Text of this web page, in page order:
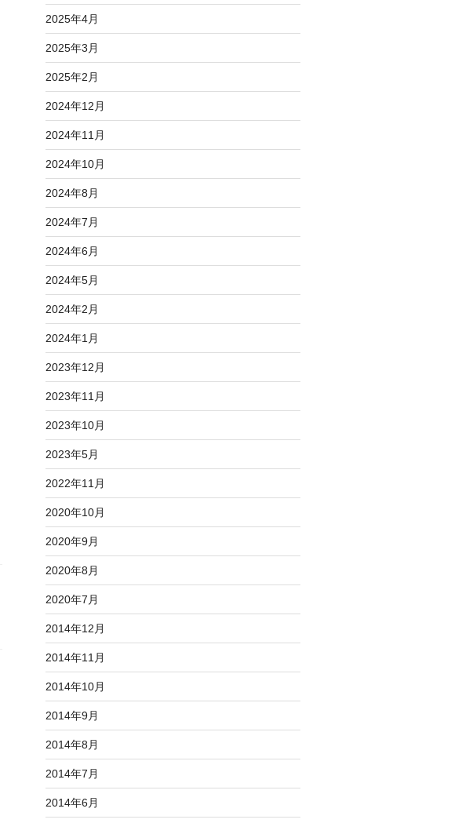
2025年4月
2025年3月
2025年2月
2024年12月
2024年11月
2024年10月
2024年8月
2024年7月
2024年6月
2024年5月
2024年2月
2024年1月
2023年12月
2023年11月
2023年10月
2023年5月
2022年11月
2020年10月
2020年9月
2020年8月
2020年7月
2014年12月
2014年11月
2014年10月
2014年9月
2014年8月
2014年7月
2014年6月